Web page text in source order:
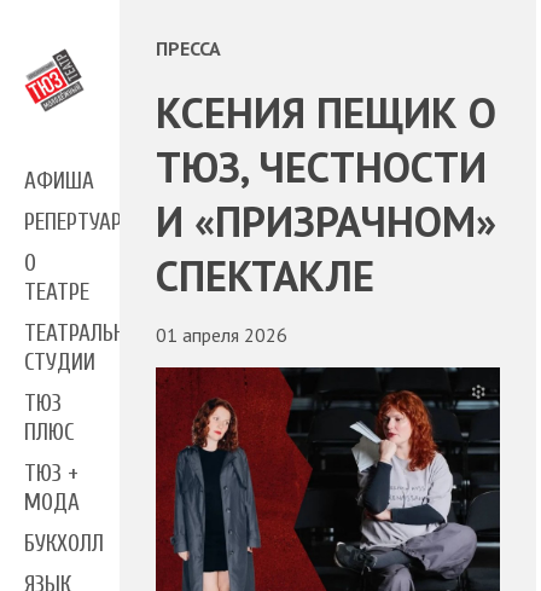
АФИША
РЕПЕРТУАР
О
ТЕАТРЕ
ТЕАТРАЛЬНЫЕ
СТУДИИ
ТЮЗ
ПЛЮС
ТЮЗ +
МОДА
БУКХОЛЛ
ЯЗЫК
ПРЕССА
КСЕНИЯ ПЕЩИК О
ТЮЗ, ЧЕСТНОСТИ
И «ПРИЗРАЧНОМ»
СПЕКТАКЛЕ
01 апреля 2026